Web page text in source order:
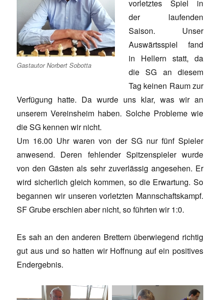
Gastautor Norbert Sobotta
vorletztes Spiel in
der laufenden
Saison. Unser
Auswärtsspiel fand
in Hellern statt, da
die SG an diesem
Tag keinen Raum zur
Verfügung hatte. Da wurde uns klar, was wir an
unserem Vereinsheim haben. Solche Probleme wie
die SG kennen wir nicht.
Um 16.00 Uhr waren von der SG nur fünf Spieler
anwesend. Deren fehlender Spitzenspieler wurde
von den Gästen als sehr zuverlässig angesehen. Er
wird sicherlich gleich kommen, so die Erwartung. So
begannen wir unseren vorletzten Mannschaftskampf.
SF Grube erschien aber nicht, so führten wir 1:0.
Es sah an den anderen Brettern überwiegend richtig
gut aus und so hatten wir Hoffnung auf ein positives
Endergebnis.